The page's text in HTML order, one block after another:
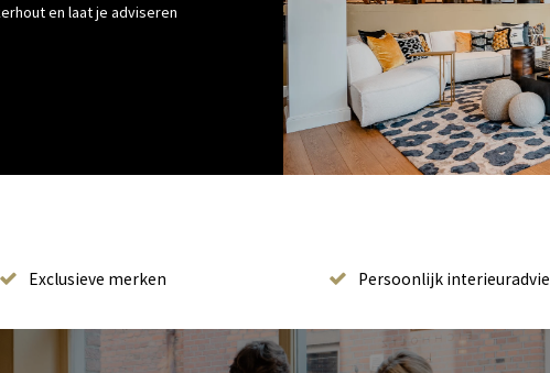
en laat je adviseren
Exclusieve merken Persoonlijk